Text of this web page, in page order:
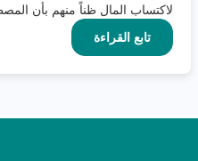
لاكتساب المال ظناً منهم بأن
تابع القراءة